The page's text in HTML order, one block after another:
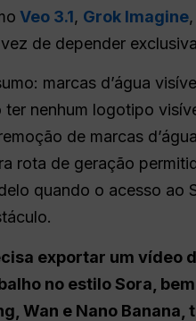
Veo 3.1, Grok Imagine
de depender
marcas d’água
ter nenhum logotipo
de marcas
rota de geração
quando o acesso ao
exportar um vídeo
no estilo Sora,
Wan e Nano Banana,